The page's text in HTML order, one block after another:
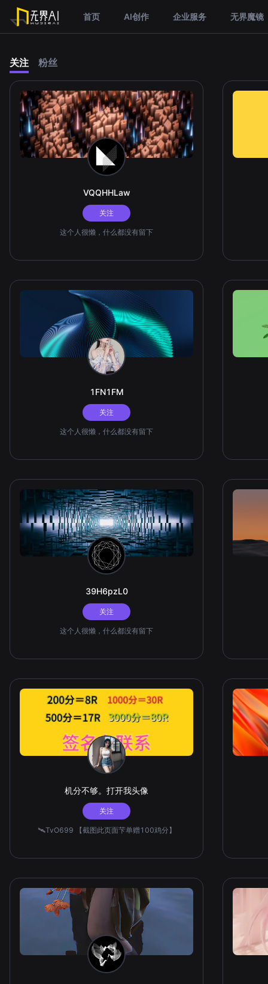
首页 AI创作 企业服务 无界魔镜
关注 粉丝
VQQHHLaw
关注
这个人很懒，什么都没有留下
1FN1FM
关注
这个人很懒，什么都没有留下
39H6pzL0
关注
这个人很懒，什么都没有留下
机分不够。打开我头像
关注
🛰️TvO699 【截图此页面芐单赠100鸡分】